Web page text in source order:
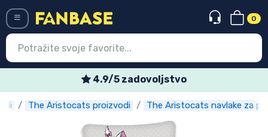
0
4.9/5 zadovoljstvo
The Aristocats proizvodi The Aristocats navlake za
Ulazak Registracija